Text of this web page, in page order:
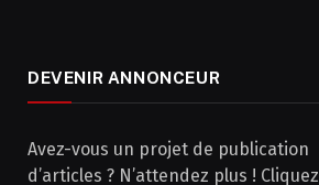
DEVENIR ANNONCEUR
Avez-vous un projet de publication
d’articles ? N’attendez plus ! Cliquez